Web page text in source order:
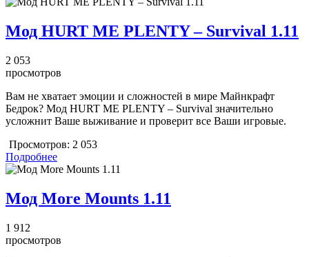
Мод HURT ME PLENTY – Survival 1.11
2 053
просмотров
Вам не хватает эмоции и сложностей в мире Майнкрафт
Бедрок? Мод HURT ME PLENTY – Survival значительно
усложнит Ваше выживание и проверит все Ваши игровые.
Просмотров: 2 053
Подробнее
Мод More Mounts 1.11
1 912
просмотров